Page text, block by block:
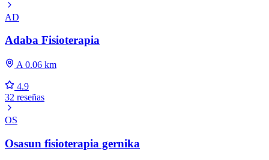
AD
Adaba Fisioterapia
A 0.06 km
4.9
32 reseñas
OS
Osasun fisioterapia gernika